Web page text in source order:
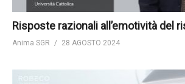
Risposte razionali all’emotività del
Anima SGR 28 AGOSTO 2024